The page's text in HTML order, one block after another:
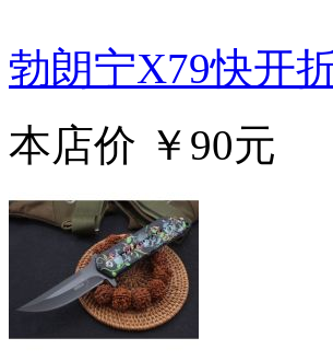
勃朗宁X79快开
本店价 ￥90元